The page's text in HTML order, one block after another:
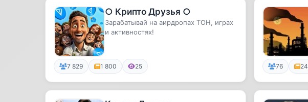
○ Крипто Друзья ○
Зарабатывай на аирдропах ТОН, играх
и активностях!
7 829 1 800 25 76